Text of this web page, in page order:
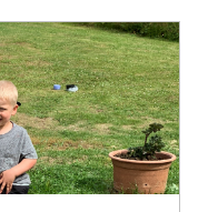
e
b
o
o
k
k
e
d
I
n
o
s
t